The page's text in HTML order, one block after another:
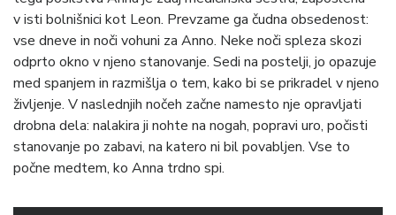
v isti bolnišnici kot Leon. Prevzame ga čudna obsedenost:
vse dneve in noči vohuni za Anno. Neke noči spleza skozi
odprto okno v njeno stanovanje. Sedi na postelji, jo opazuje
med spanjem in razmišlja o tem, kako bi se prikradel v njeno
življenje. V naslednjih nočeh začne namesto nje opravljati
drobna dela: nalakira ji nohte na nogah, popravi uro, počisti
stanovanje po zabavi, na katero ni bil povabljen. Vse to
počne medtem, ko Anna trdno spi.